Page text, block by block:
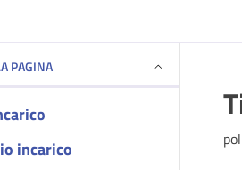
PAGINA
incarico